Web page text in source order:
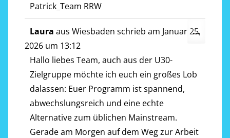
Patrick_Team RRW
Laura aus Wiesbaden schrieb am Januar 25,
2026 um 13:12
Hallo liebes Team, auch aus der U30-
Zielgruppe möchte ich euch ein großes Lob
dalassen: Euer Programm ist spannend,
abwechslungsreich und eine echte
Alternative zum üblichen Mainstream.
Gerade am Morgen auf dem Weg zur Arbeit
...Diese